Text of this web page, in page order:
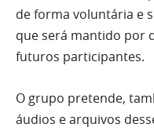
de forma voluntária e
que será mantido por
futuros participantes.
O grupo pretende,
áudios e arquivos